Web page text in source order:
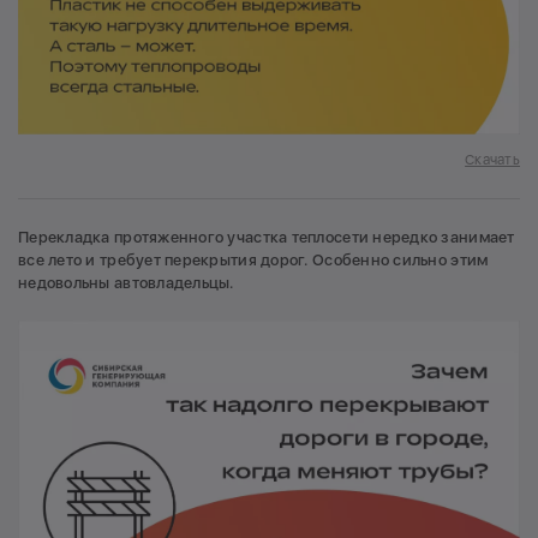
Скачать
Перекладка протяженного участка теплосети нередко занимает
все лето и требует перекрытия дорог. Особенно сильно этим
недовольны автовладельцы.